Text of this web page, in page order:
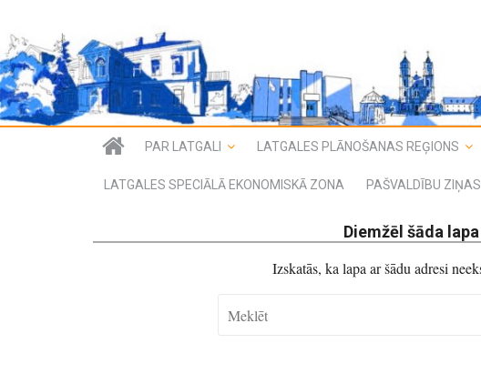
PAR LATGALI LATGALES PLĀNOŠANAS REĢIONS
LATGALES SPECIĀLĀ EKONOMISKĀ ZONA PAŠVALDĪBU ZIŅAS
Diemžēl šāda
Izskatās, ka lapa ar šādu adresi